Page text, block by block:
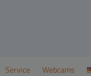
Service Webcams